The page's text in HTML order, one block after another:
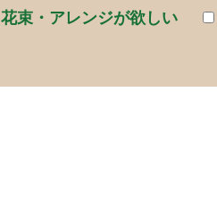
花束・アレンジが欲しい